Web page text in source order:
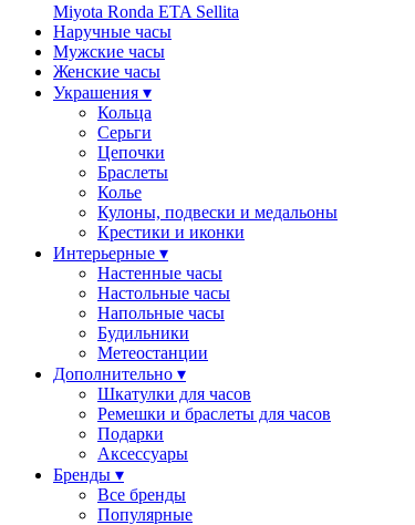
Miyota Ronda ETA Sellita
Наручные часы
Мужские часы
Женские часы
Украшения ▾
Кольца
Серьги
Цепочки
Браслеты
Колье
Кулоны, подвески и медальоны
Крестики и иконки
Интерьерные ▾
Настенные часы
Настольные часы
Напольные часы
Будильники
Метеостанции
Дополнительно ▾
Шкатулки для часов
Ремешки и браслеты для часов
Подарки
Аксессуары
Бренды ▾
Все бренды
Популярные